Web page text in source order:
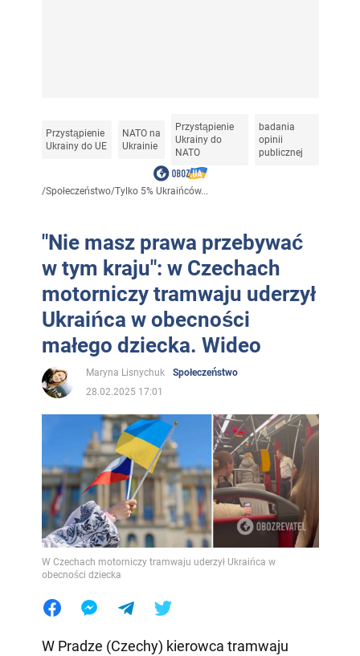
Przystąpienie
Ukrainy do UE
NATO na
Ukrainie
Przystąpienie
Ukrainy do
NATO
badania
opinii
publicznej
/Społeczeństwo/Tylko 5% Ukraińców...
"Nie masz prawa przebywać
w tym kraju": w Czechach
motorniczy tramwaju uderzył
Ukraińca w obecności
małego dziecka. Wideo
Maryna Lisnychuk
Społeczeństwo
28.02.2025 17:01
W Czechach motorniczy tramwaju uderzył Ukraińca w
obecności dziecka
W Pradze (Czechy) kierowca tramwaju